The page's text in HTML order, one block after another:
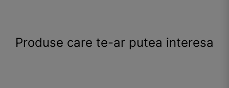
Produse care te-ar putea interesa